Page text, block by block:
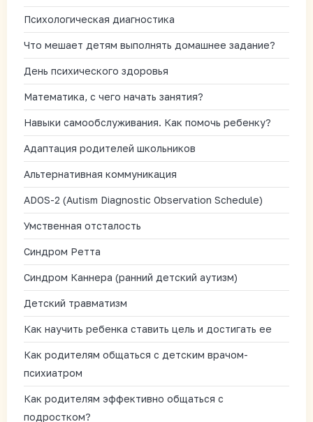
Психологическая диагностика
Что мешает детям выполнять домашнее задание?
День психического здоровья
Математика, с чего начать занятия?
Навыки самообслуживания. Как помочь ребенку?
Адаптация родителей школьников
Альтернативная коммуникация
ADOS-2 (Autism Diagnostic Observation Schedule)
Умственная отсталость
Синдром Ретта
Синдром Каннера (ранний детский аутизм)
Детский травматизм
Как научить ребенка ставить цель и достигать ее
Как родителям общаться с детским врачом-
психиатром
Как родителям эффективно общаться с
подростком?